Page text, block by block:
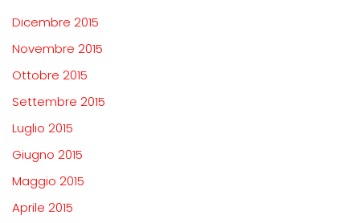
Dicembre 2015
Novembre 2015
Ottobre 2015
Settembre 2015
Luglio 2015
Giugno 2015
Maggio 2015
Aprile 2015